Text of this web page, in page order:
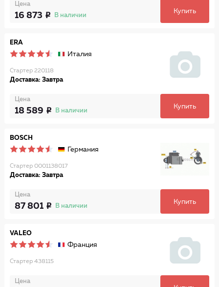
Цена
16 873 В наличии
Купить
ERA
Италия
Стартер 220118
Доставка: Завтра
Цена
18 589 В наличии
Купить
BOSCH
Германия
Стартер 0001138017
Доставка: Завтра
Цена
87 801 В наличии
Купить
VALEO
Франция
Стартер 438115
Цена